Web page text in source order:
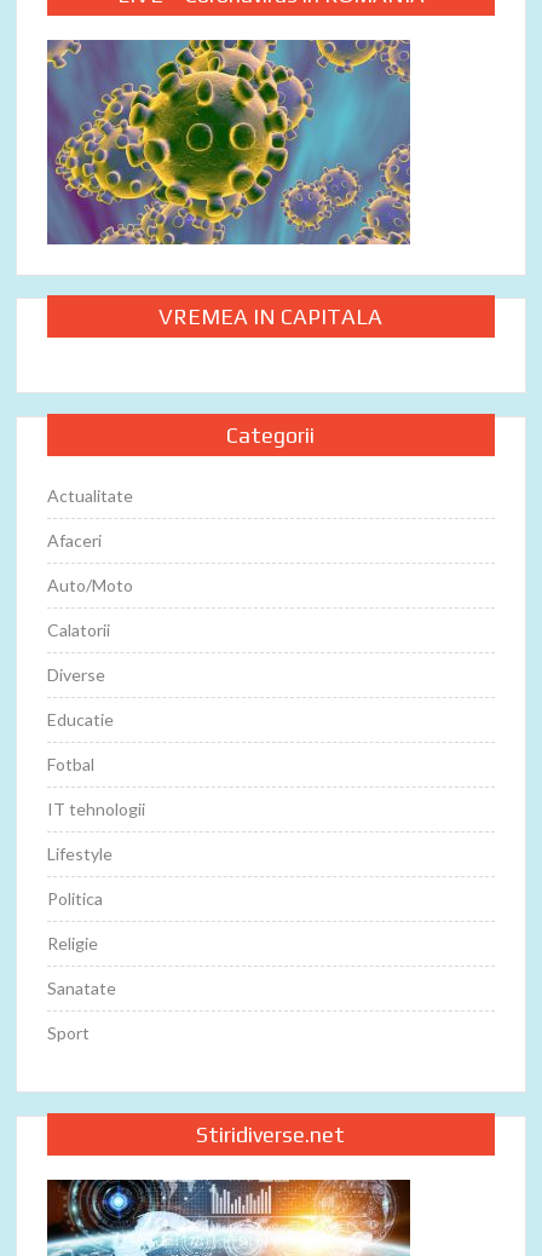
VREMEA IN CAPITALA
Categorii
Actualitate
Afaceri
Auto/Moto
Calatorii
Diverse
Educatie
Fotbal
IT tehnologii
Lifestyle
Politica
Religie
Sanatate
Sport
Stiridiverse.net